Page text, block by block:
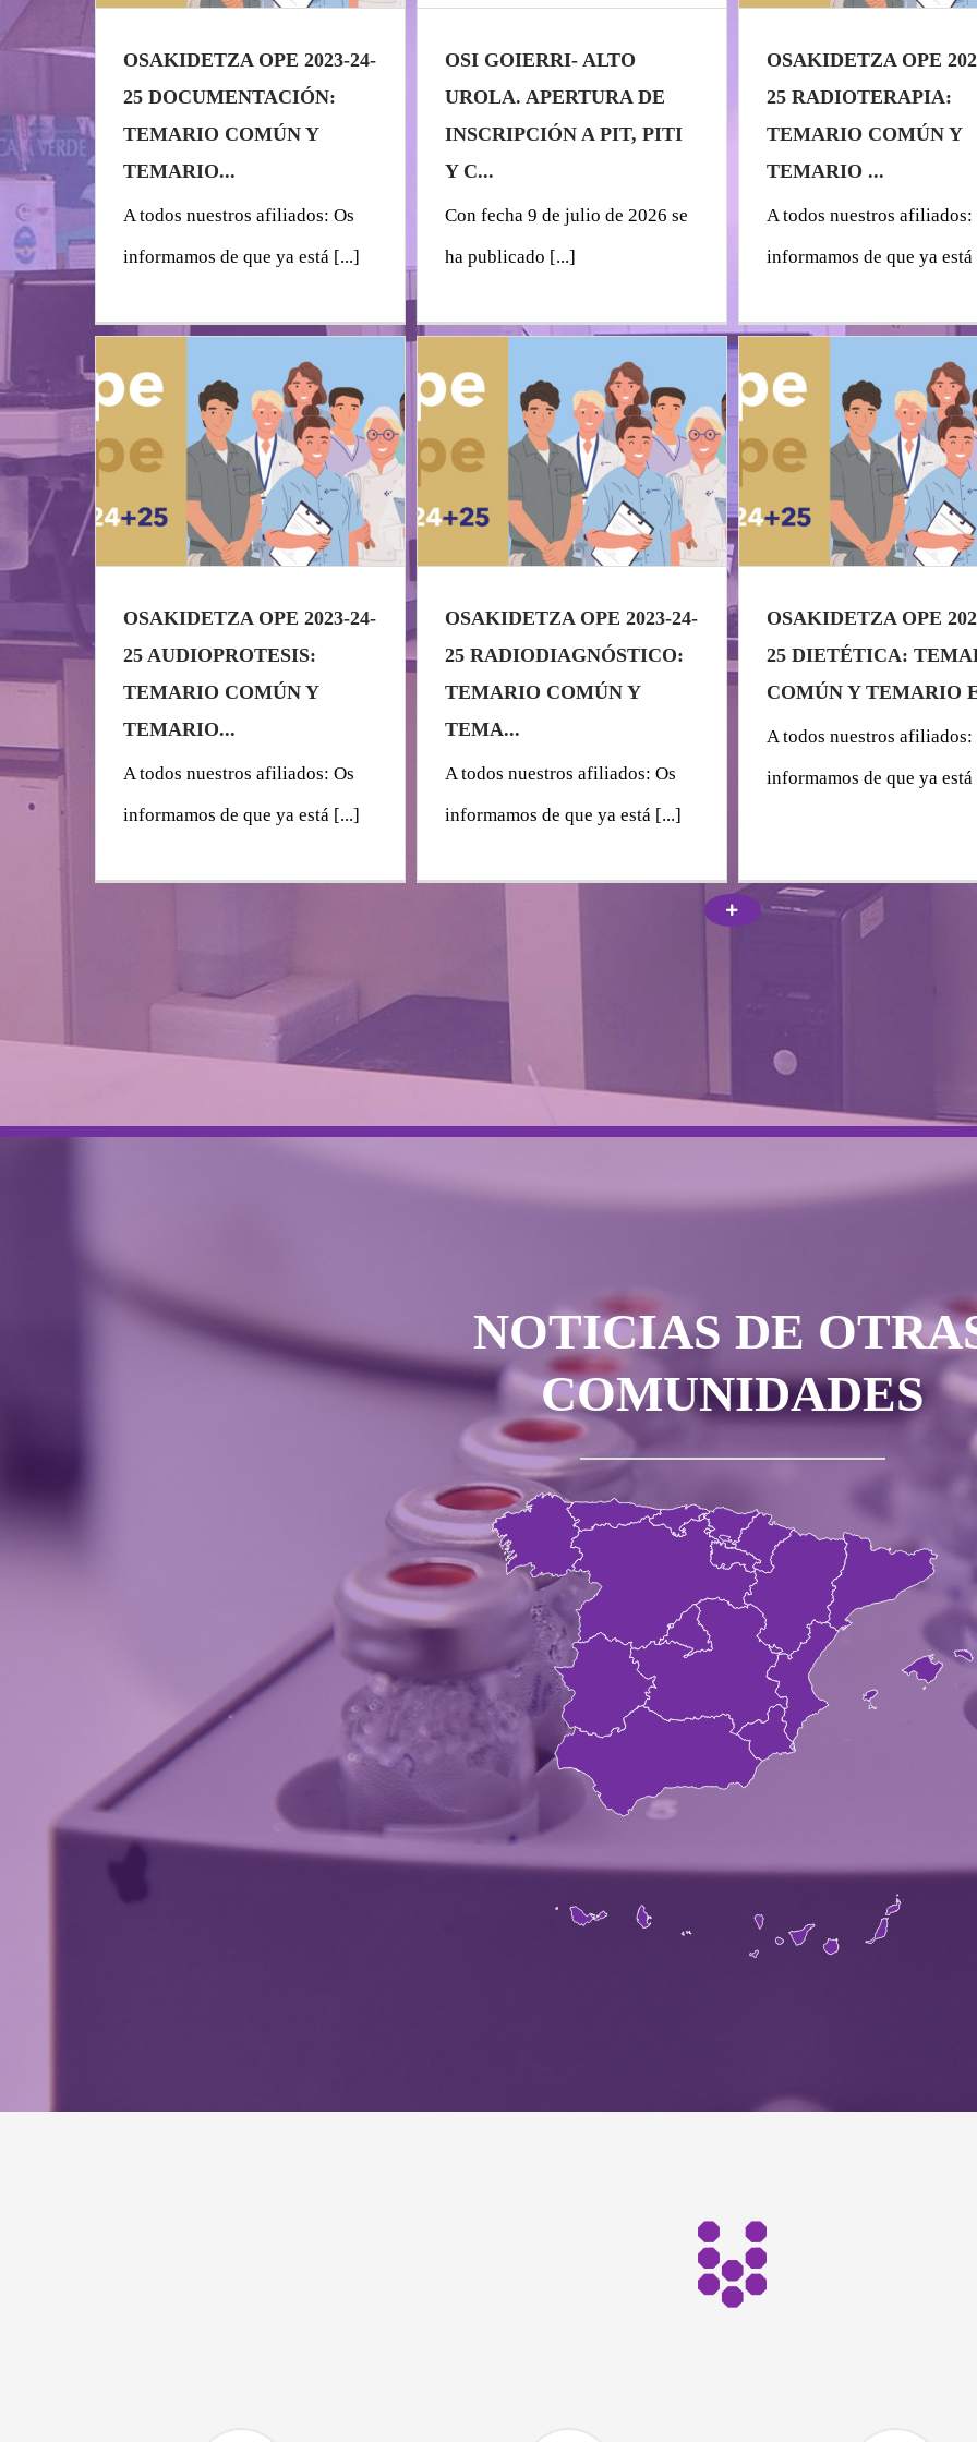
OSAKIDETZA OPE 2023-24-
25 DOCUMENTACIÓN:
TEMARIO COMÚN Y
TEMARIO...
A todos nuestros afiliados: Os
informamos de que ya está [...]
OSI GOIERRI- ALTO
UROLA. APERTURA DE
INSCRIPCIÓN A PIT, PITI
Y C...
Con fecha 9 de julio de 2026 se
ha publicado [...]
OSAKIDETZA OPE
25 RADIOTERAPIA:
TEMARIO COMÚN Y
TEMARIO ...
A todos nuestros afiliados:
informamos de que ya
OSAKIDETZA OPE 2023-24-
25 AUDIOPROTESIS:
TEMARIO COMÚN Y
TEMARIO...
A todos nuestros afiliados: Os
informamos de que ya está [...]
OSAKIDETZA OPE 2023-24-
25 RADIODIAGNÓSTICO:
TEMARIO COMÚN Y
TEMA...
A todos nuestros afiliados: Os
informamos de que ya está [...]
OSAKIDETZA OPE
25 DIETÉTICA:
COMÚN Y TEMARIO
A todos nuestros afiliados:
informamos de que ya
NOTICIAS DE
COMUNIDADES